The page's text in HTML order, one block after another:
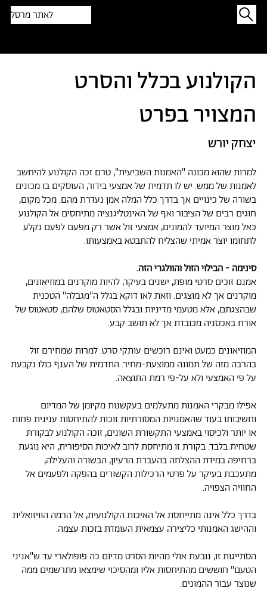
לאתר מרסל
למרות שהוא מכונה "האמנות השביעית", טרם זכה הקולנוע להיחשב
לאמנות של ממש. יש לו תדמית של אמצעי בידור, העוסקים בו מכונים
בשורה של כינויים אך בדרך כלל המלה אמן נעדרת מהם. מכל מקום,
חוגים רבים של הציבור ואף של האינטליגנציה מתיחסים אל הקולנוע
כאל מוצר המיועד להמונים, אמצעי זול אשר רק מפעם לפעם נקלע
לתחומו יוצר אמיתי שהצליח להתבטא באמצעותו.
סינימה - הבילוי הזול והוולגרי הזה.
אמנם זוכים סרטי מופת, ישנים בעיקר, להיות מוקרנים במוזיאונים,
מוקרנים אך לא מוצגים. וזאת לאו דוקא בגלל ה"מגבלה" הטכנית
שבהצגתם, אלא מטעמי מדיניות ובגלל הסטאטוס שלהם, סטאטוס של
אורח באכסניה מכובדת אך לא תושב קבע.
המוזיאונים כמעט ואינם רוכשים עותקי סרט. למרות שמחירם זול
בהרבה מזה של תמונה ממוצעת-מחיר. התדמית של הענף כולו נקבעת
על פי האמצעי ולא על-פי רמת התוצאה.
אפילו מבקרי האמנות מתעלמים בעקשנות מקיומן של המדיום
וחשיבותו בעוד שהאמנויות המסורתיות זוכות להתיחסות ענינית פחות
או יותר ולכיסוי באמצעי התקשורת השונים, זוכה הקולנוע לבקורת
שטחית בלבד. בקורת זו מתיחסת לרוב לאיכות הסיפורית, היא נוגעת
ברחיפה במידת ההצלחה בהעברת הרעיון, הבשורה והעלילה,
מתעכבת בעיקר על פרטי הרכילות הקשורים בהפקה ולפעמים אל
החוויה הצפויה.
בדרך כלל אינה מתייחסת אל האיכות הקולנועית, אל הרמה הוויזואלית
וההישג האמנותי כליצירה עצמאית העומדת בזכות עצמה.
הסתייגות זו, נובעת אולי מהיות הסרט מדיום כה פופולארי עד ש"אניני
הטעם" חוששים מהתיחסות אליו ומהסיכוי שימצאו מתרשמים ממה
שנוצר עבור ההמונים.
הקולנוע בכלל והסרט
המצויר בפרט
יצחק יורש